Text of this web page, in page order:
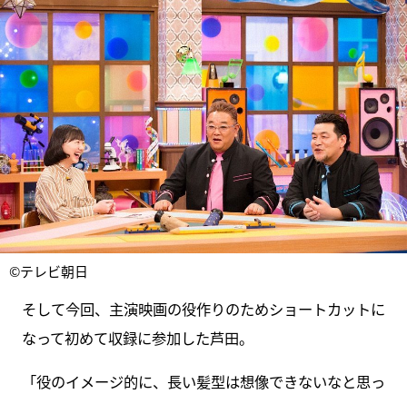
©テレビ朝日
そして今回、主演映画の役作りのためショートカットに
なって初めて収録に参加した芦田。
「役のイメージ的に、長い髪型は想像できないなと思っ